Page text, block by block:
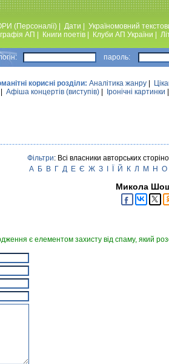
(Персоналії) Дати Україномовний
АП Книги поетiв Клуби АП України
пароль:
корисні розділи: Аналiтика жанру
Афіша концертів (виступів) Iронiчнi картинки
Фільтри: Всі власники авторських
А Б В Г Д Е Є Ж З Й К Л М Н О
Микола
є елементом захисту від спаму, який